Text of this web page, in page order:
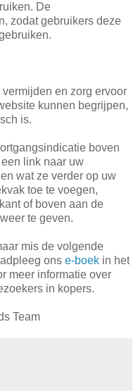
De
zodat gebruikers deze
en zorg ervoor
kunnen begrijpen,
is.
boven
link naar uw
wat ze verder op uw
toe te voegen,
of boven aan de
te geven.
mis de volgende
ons e-boek in het
meer informatie over
in kopers.
Team